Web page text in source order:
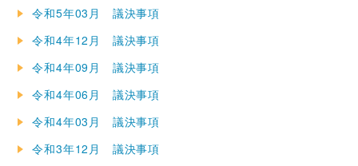
令和5年03月 議決事項
令和4年12月 議決事項
令和4年09月 議決事項
令和4年06月 議決事項
令和4年03月 議決事項
令和3年12月 議決事項